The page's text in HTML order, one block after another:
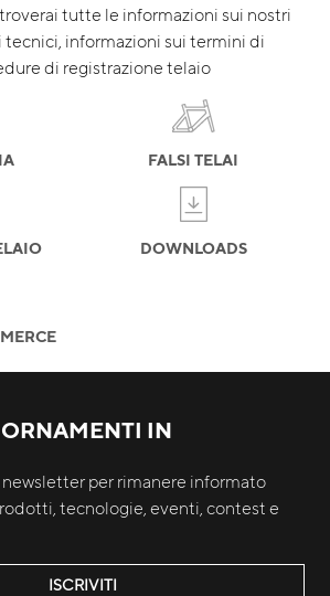
tutte le informazioni sui nostri
informazioni sui termini di
di registrazione telaio
FALSI TELAI
DOWNLOADS
IN
per rimanere informato
tecnologie, eventi, contest e
ISCRIVITI